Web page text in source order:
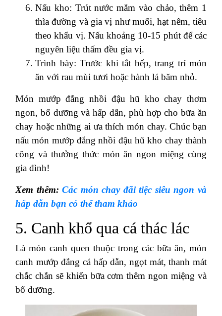
Nấu kho: Trút nước mắm vào chảo, thêm 1
thìa đường và gia vị như muối, hạt nêm, tiêu
theo khẩu vị. Nấu khoảng 10-15 phút để các
nguyên liệu thấm đều gia vị.
Trình bày: Trước khi tắt bếp, trang trí món
ăn với rau mùi tươi hoặc hành lá băm nhỏ.
Món mướp đắng nhồi đậu hũ kho chay thơm
ngon, bổ dưỡng và hấp dẫn, phù hợp cho bữa ăn
chay hoặc những ai ưa thích món chay. Chúc bạn
nấu món mướp đắng nhồi đậu hũ kho chay thành
công và thưởng thức món ăn ngon miệng cùng
gia đình!
Xem thêm:Các món chay đãi tiệc siêu ngon và
hấp dẫn bạn có thể tham khảo
5. Canh khổ qua cá thác lác
Là món canh quen thuộc trong các bữa ăn, món
canh mướp đắng cá hấp dẫn, ngọt mát, thanh mát
chắc chắn sẽ khiến bữa cơm thêm ngon miệng và
bổ dưỡng.